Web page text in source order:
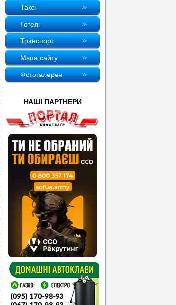
Таксi
Готелi
Транспорт
Мапа сайту
Фотогалерея
НАШI ПАРТНЕРИ